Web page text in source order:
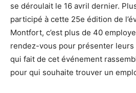
se déroulait le 16 avril dernier.
participé à cette 25e édition de
Montfort, c’est plus de 40
rendez-vous pour présenter leurs
qui fait de cet événement
pour qui souhaite trouver un